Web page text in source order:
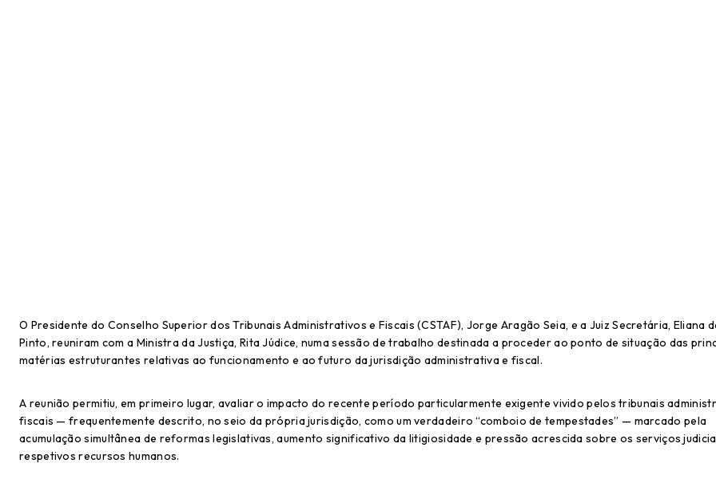
O Presidente do Conselho Superior dos Tribunais Administrativos e Fiscais (CSTAF), Jorge Aragão Seia, e a Juiz Secretária, Eliana
Pinto, reuniram com a Ministra da Justiça, Rita Júdice, numa sessão de trabalho destinada a proceder ao ponto de situação das
matérias estruturantes relativas ao funcionamento e ao futuro da jurisdição administrativa e fiscal.
A reunião permitiu, em primeiro lugar, avaliar o impacto do recente período particularmente exigente vivido pelos tribunais
fiscais — frequentemente descrito, no seio da própria jurisdição, como um verdadeiro “comboio de tempestades” — marcado pela
acumulação simultânea de reformas legislativas, aumento significativo da litigiosidade e pressão acrescida sobre os serviços
respetivos recursos humanos.